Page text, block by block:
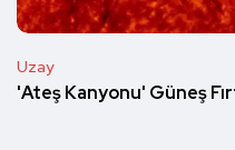
Uzay
'Ateş Kanyonu' Güneş